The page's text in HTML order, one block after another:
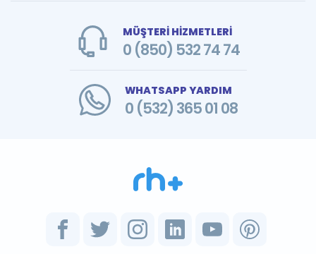
MÜŞTERİ HİZMETLERİ
0 (850) 532 74 74
WHATSAPP YARDIM
0 (532) 365 01 08